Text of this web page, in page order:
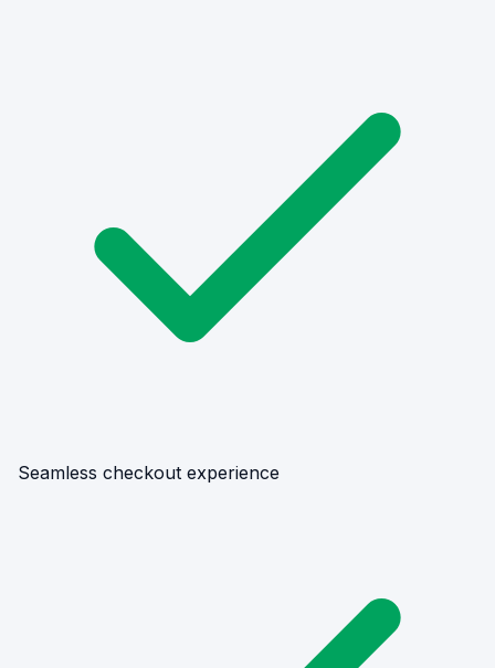
Seamless checkout experience